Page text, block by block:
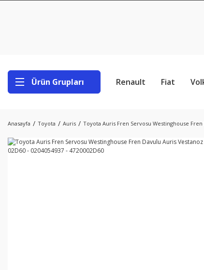
Ürün Grupları Renault Fiat
Anasayfa Toyota Auris Toyota Auris Fren Servosu Westinghouse Fren